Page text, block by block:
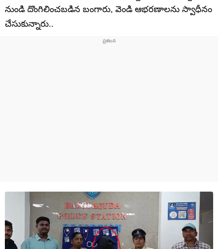
నుండి దొంగిలించబడిన బంగారు, వెండి ఆభరణాలను స్వాధీనం
చేసుకున్నారు..